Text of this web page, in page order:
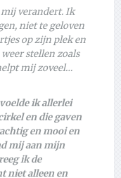
mij verandert. Ik
niet te geloven
op zijn plek en
stellen zoals
mij zoveel…
ik allerlei
en die gaven
en mooi en
mij aan mijn
ik de
niet alleen en